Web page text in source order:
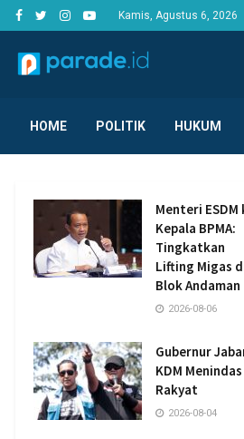
Kamis, Agustus 6, 2026
HOME POLITIK HUKUM
Menteri ESDM
Kepala BPMA:
Tingkatkan
Lifting Migas
Blok Andaman
2026-08-06
Gubernur
KDM Menindas
Rakyat
2026-08-04